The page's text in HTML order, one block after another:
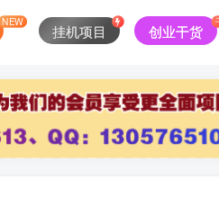
NEW
挂机项目 创业干货